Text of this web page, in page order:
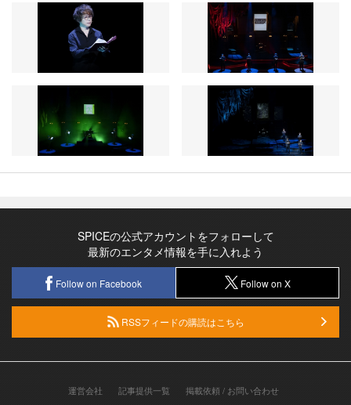
SPICEの公式アカウントをフォローして
最新のエンタメ情報を手に入れよう
Follow on Facebook Follow on X
RSSフィードの購読はこちら
運営会社 記事提供一覧 掲載依頼 / お問い合わせ